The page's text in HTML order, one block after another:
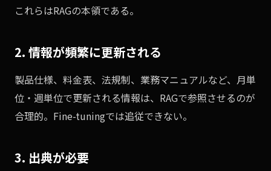
これらはRAGの本領である。
2. 情報が頻繁に更新される
製品仕様、料金表、法規制、業務マニュアルなど、月単
位・週単位で更新される情報は、RAGで参照させるのが
合理的。Fine-tuningでは追従できない。
3. 出典が必要